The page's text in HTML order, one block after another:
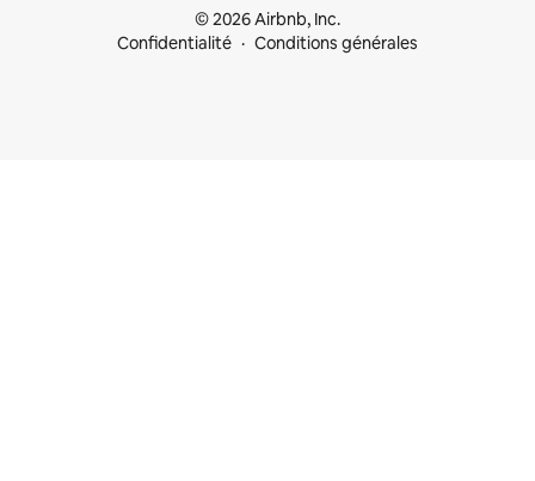
© 2026 Airbnb, Inc.
Confidentialité
Conditions générales